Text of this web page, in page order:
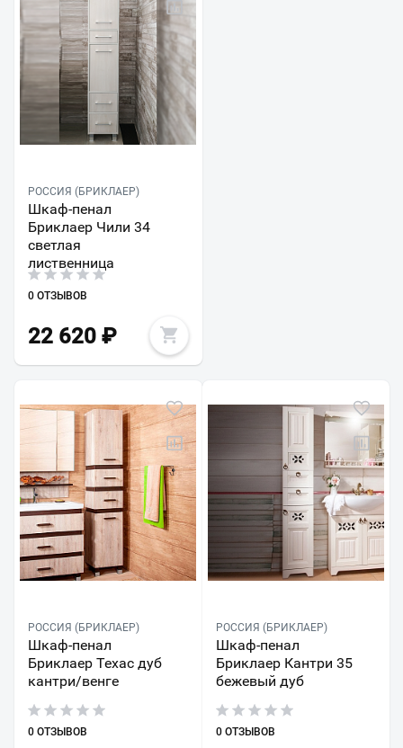
РОССИЯ (БРИКЛАЕР)
Шкаф-пенал
Бриклаер Чили 34
светлая
лиственница
0 ОТЗЫВОВ
22 620 ₽
РОССИЯ (БРИКЛАЕР)
Шкаф-пенал
Бриклаер Техас дуб
кантри/венге
0 ОТЗЫВОВ
РОССИЯ (БРИКЛАЕР)
Шкаф-пенал
Бриклаер Кантри 35
бежевый дуб
0 ОТЗЫВОВ